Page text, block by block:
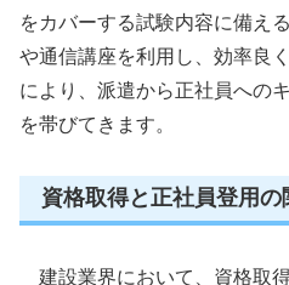
をカバーする試験内容に備え
や通信講座を利用し、効率良
により、派遣から正社員への
を帯びてきます。
資格取得と正社員登用の
建設業界において、資格取